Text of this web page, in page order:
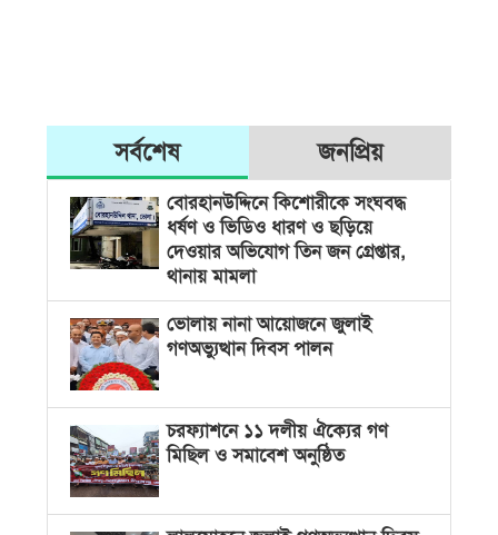
সর্বশেষ জনপ্রিয়
বোরহানউদ্দিনে কিশোরীকে সংঘবদ্ধ
ধর্ষণ ও ভিডিও ধারণ ও ছড়িয়ে
দেওয়ার অভিযোগ তিন জন গ্রেপ্তার,
থানায় মামলা
ভোলায় নানা আয়োজনে জুলাই
গণঅভ্যুত্থান দিবস পালন
চরফ্যাশনে ১১ দলীয় ঐক্যের গণ
মিছিল ও সমাবেশ অনুষ্ঠিত